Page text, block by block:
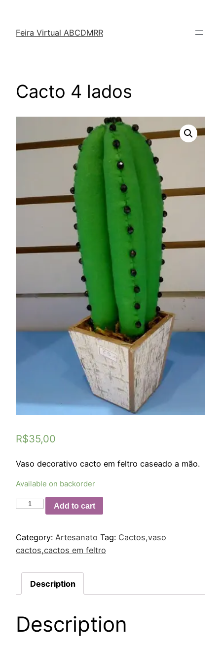
Feira Virtual ABCDMRR
Cacto 4 lados
R$35,00
Vaso decorativo cacto em feltro caseado a mão.
Available on backorder
Add to cart
Category: Artesanato Tag: Cactos,vaso
cactos,cactos em feltro
Description
Description